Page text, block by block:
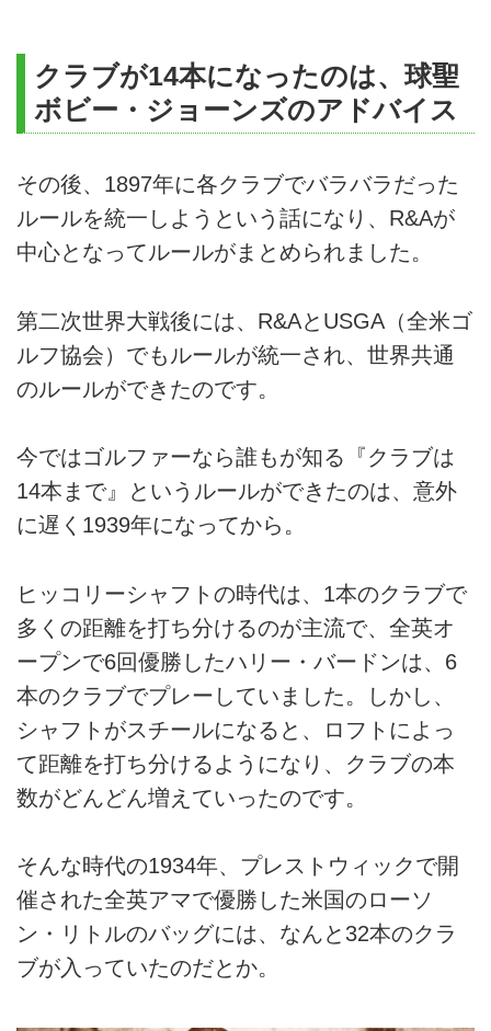
クラブが14本になったのは、球聖
ボビー・ジョーンズのアドバイス
その後、1897年に各クラブでバラバラだった
ルールを統一しようという話になり、R&Aが
中心となってルールがまとめられました。
第二次世界大戦後には、R&AとUSGA（全米ゴ
ルフ協会）でもルールが統一され、世界共通
のルールができたのです。
今ではゴルファーなら誰もが知る『クラブは
14本まで』というルールができたのは、意外
に遅く1939年になってから。
ヒッコリーシャフトの時代は、1本のクラブで
多くの距離を打ち分けるのが主流で、全英オ
ープンで6回優勝したハリー・バードンは、6
本のクラブでプレーしていました。しかし、
シャフトがスチールになると、ロフトによっ
て距離を打ち分けるようになり、クラブの本
数がどんどん増えていったのです。
そんな時代の1934年、プレストウィックで開
催された全英アマで優勝した米国のローソ
ン・リトルのバッグには、なんと32本のクラ
ブが入っていたのだとか。